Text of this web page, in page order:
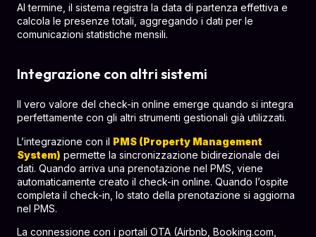
Al termine, il sistema registra la data di partenza effettiva e
calcola le presenze totali, aggregando i dati per le
comunicazioni statistiche mensili.
Integrazione con altri sistemi
Il vero valore del check-in online emerge quando si integra
perfettamente con gli altri strumenti gestionali già utilizzati.
L’integrazione con il PMS (Property Management
System) permette la sincronizzazione bidirezionale dei
dati. Quando arriva una prenotazione nel PMS, viene
automaticamente creato il check-in online. Quando l’ospite
completa il check-in, lo stato della prenotazione si aggiorna
nel PMS.
La connessione con i portali OTA (Airbnb, Booking.com,